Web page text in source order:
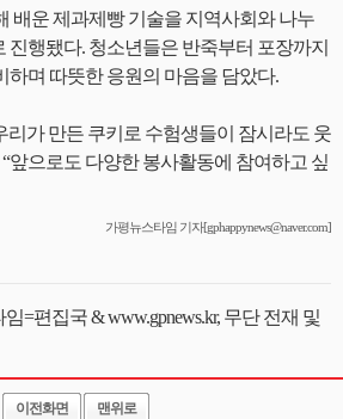
배운 제과제빵 기술을 지역사회와 나누
진행됐다. 청소년들은 반죽부터 포장까지
하며 따뜻한 응원의 마음을 담았다.
리가 만든 쿠키로 수험생들이 잠시라도 웃
앞으로도 다양한 봉사활동에 참여하고 싶
가평뉴스타임 기자[gphappynews@naver.com]
=편집국 & www.gpnews.kr, 무단 전재 및
이전화면 맨위로